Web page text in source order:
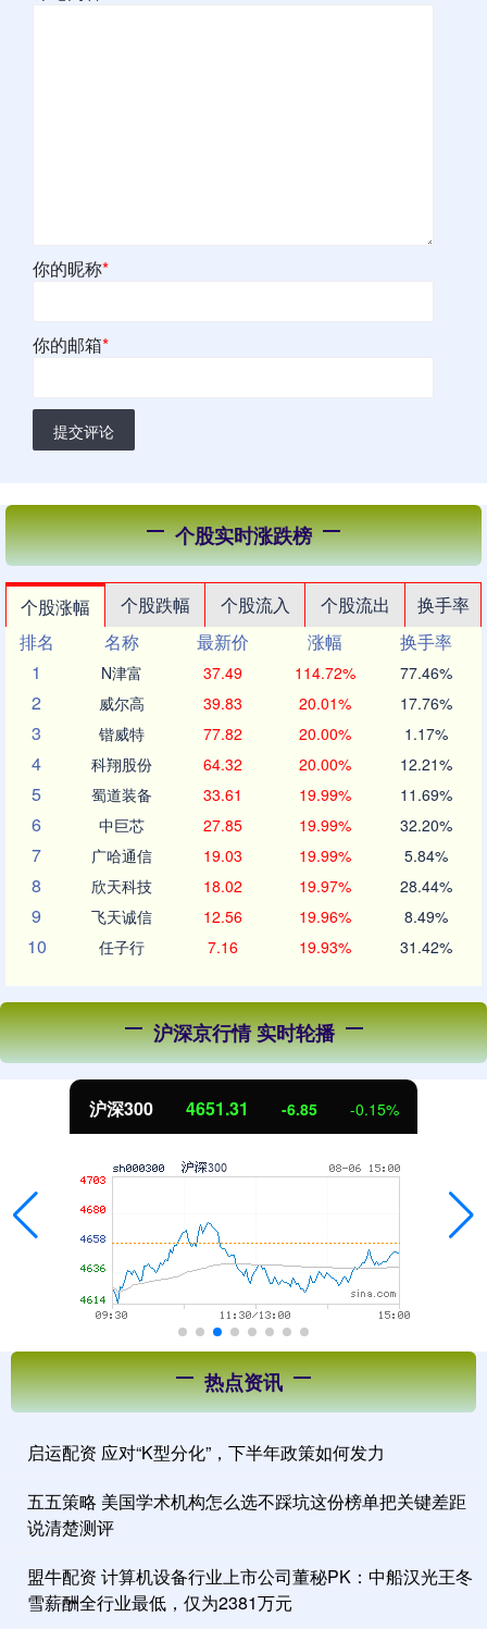
你的昵称*
你的邮箱*
提交评论
个股实时涨跌榜
个股涨幅 个股跌幅 个股流入 个股流出
换手率
排名
名称 最新价 涨幅
换手率
1
N津富 37.49 114.72% 77.46%
2 威尔高 39.83 20.01% 17.76%
3 锴威特 77.82 20.00% 1.17%
4 科翔股份 64.32 20.00% 12.21%
5 蜀道装备 33.61 19.99% 11.69%
6 中巨芯 27.85 19.99% 32.20%
7 广哈通信 19.03 19.99% 5.84%
8 欣天科技 18.02 19.97% 28.44%
9 飞天诚信 12.56 19.96% 8.49%
10 任子行 7.16 19.93% 31.42%
沪深京行情 实时轮播
北证50 1122.88 3.42 0.30%
热点资讯
启运配资 应对“K型分化”，下半年政策如何发力
五五策略 美国学术机构怎么选不踩坑这份榜单把关键差距
说清楚测评
盟牛配资 计算机设备行业上市公司董秘PK：中船汉光王冬
雪薪酬全行业最低，仅为2381万元